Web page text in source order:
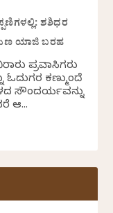
ಶಶಿಧರ
ಯಾಜಿ ಬರಹ
ಪ್ರವಾಸಿಗರು
ಕಣ್ಮುಂದೆ
ಸೌಂದರ್ಯವನ್ನು
ಆ...